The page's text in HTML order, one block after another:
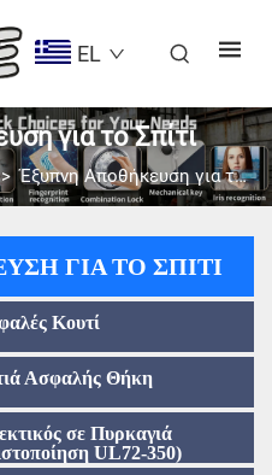
EL
για το Σπίτι
Έξυπνη Αποθήκευση για το Σπίτι
ΓΙΑ ΤΟ ΣΠΊΤΙ
Κουτί
Ασφαλής Θήκη
σε Πυρκαγιά
UL72-350)